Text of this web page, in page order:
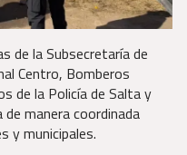
de la Subsecretaría de
Centro, Bomberos
de la Policía de Salta y
manera coordinada
y municipales.